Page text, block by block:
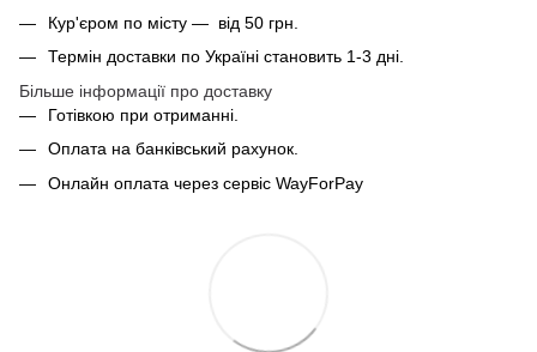
Кур'єром по місту — від 50 грн.
Термін доставки по Україні становить 1-3 дні.
Більше інформації про доставку
Готівкою при отриманні.
Оплата на банківський рахунок.
Онлайн оплата через сервіс WayForPay